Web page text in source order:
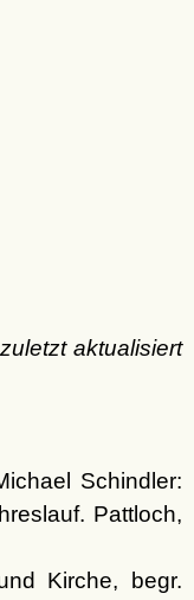
zuletzt aktualisiert
Schindler:
Pattloch,
Kirche, begr.